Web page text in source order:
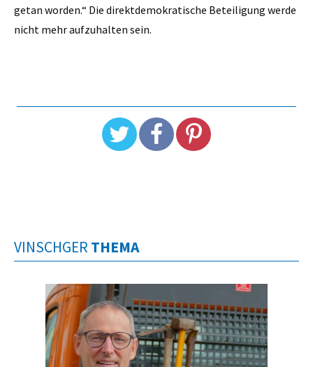
getan worden.“ Die direktdemokratische Beteiligung werde
nicht mehr aufzuhalten sein.
VINSCHGER THEMA